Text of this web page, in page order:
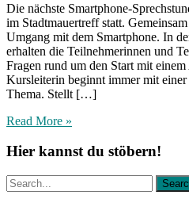
Die nächste Smartphone-
im Stadtmauertreff statt.
Umgang mit dem Smartphone. In
erhalten die Teilnehmerinnen und
Fragen rund um den Start mit
Kursleiterin beginnt immer mit
Thema. Stellt […]
Read More »
Hier kannst du stöbern!